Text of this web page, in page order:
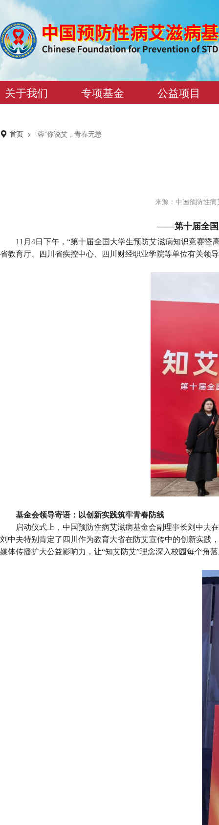
关于我们 专项基金 公益项目
首页 > “蓉”你说艾，青春无恙
来源：中国预防性
——第十届全国
11月4日下午，“第十届全国大学生预防艾滋病知识竞赛
省教育厅、四川省疾控中心、四川财经职业学院等单位有关领
基金会领导寄语：以创新实践筑牢青春防线
启动仪式上，中国预防性病艾滋病基金会副理事长刘中夫
刘中夫特别肯定了四川作为教育大省在防艾宣传中的创新实践
媒体传播扩大公益影响力，让“知艾防艾”理念深入校园每个角